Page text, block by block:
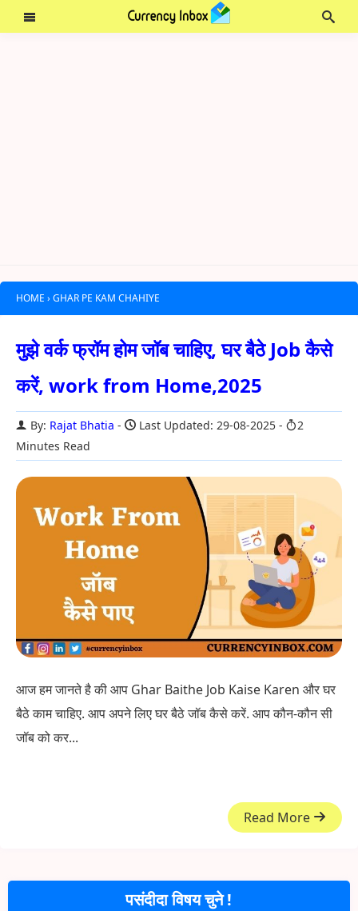
HOME › GHAR PE KAM CHAHIYE
मुझे वर्क फ्रॉम होम जॉब चाहिए, घर बैठे Job कैसे
करें, work from Home,2025
By: Rajat Bhatia Last Updated: 29-08-2025
2
Minutes Read
आज हम जानते है की आप Ghar Baithe Job Kaise Karen और घर
बैठे काम चाहिए. आप अपने लिए घर बैठे जॉब कैसे करें. आप कौन-कौन सी
जॉब को कर...
Read More
पसंदीदा विषय चुने !